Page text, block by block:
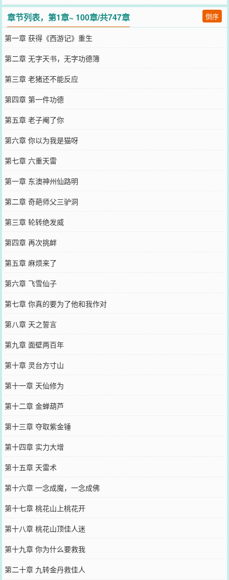
章节列表，第1章~ 100章/共747章 倒序
第一章 获得《西游记》重生
第二章 无字天书，无字功德簿
第三章 老猪还不能反应
第四章 第一件功德
第五章 老子阉了你
第六章 你以为我是猫呀
第七章 六重天雷
第一章 东澳神州仙路明
第二章 奇葩师父三驴洞
第三章 轮转绝发威
第四章 再次挑衅
第五章 麻烦来了
第六章 飞雪仙子
第七章 你真的要为了他和我作对
第八章 天之誓言
第九章 面壁两百年
第十章 灵台方寸山
第十一章 天仙修为
第十二章 金蝉葫芦
第十三章 夺取紫金锤
第十四章 实力大增
第十五章 天雷术
第十六章 一念成魔，一念成佛
第十七章 桃花山上桃花开
第十八章 桃花山顶佳人迷
第十九章 你为什么要救我
第二十章 九转金丹救佳人